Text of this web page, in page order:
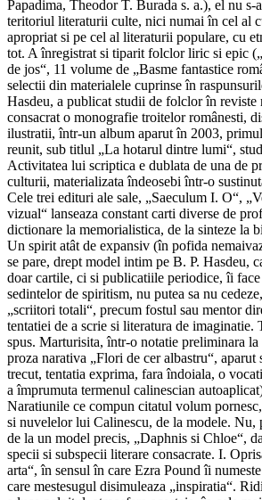
Papadima, Theodor T. Burada s. a.), el nu s-
teritoriul literaturii culte, nici numai în cel al
apropriat si pe cel al literaturii populare, cu
tot. A înregistrat si tiparit folclor liric si epic
de jos“, 11 volume de „Basme fantastice
selectii din materialele cuprinse în
Hasdeu, a publicat studii de folclor în reviste
consacrat o monografie troitelor românesti,
ilustratii, într-un album aparut în 2003,
reunit, sub titlul „La hotarul dintre lumi“,
Activitatea lui scriptica e dublata de una de
culturii, materializata îndeosebi într-o
Cele trei edituri ale sale, „Saeculum I. O“,
vizual“ lanseaza constant carti diverse de
dictionare la memorialistica, de la sinteze la
Un spirit atât de expansiv (în pofida
se pare, drept model intim pe B. P. Hasdeu,
doar cartile, ci si publicatiile periodice, îi
sedintelor de spiritism, nu putea sa nu
„scriitori totali“, precum fostul sau mentor
tentatiei de a scrie si literatura de imaginatie.
spus. Marturisita, într-o notatie preliminara
proza narativa „Flori de cer albastru“, aparut
trecut, tentatia exprima, fara îndoiala, o
a împrumuta termenul calinescian
Naratiunile ce compun citatul volum
si nuvelelor lui Calinescu, de la modele. Nu,
de la un model precis, „Daphnis si Chloe“,
specii si subspecii literare consacrate. I.
arta“, în sensul în care Ezra Pound îi
care mestesugul disimuleaza „inspiratia“.